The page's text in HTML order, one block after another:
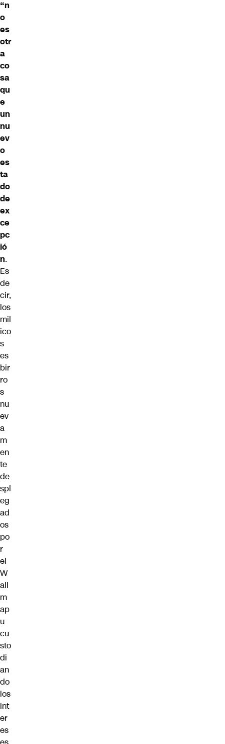
“n
o
es
otr
a
co
sa
qu
e
un
nu
ev
o
es
ta
do
de
ex
ce
pc
ió
n.
Es
de
cir,
los
mil
ico
s
es
bir
ro
s
nu
ev
a
m
en
te
de
spl
eg
ad
os
po
r
el
W
all
m
ap
u
cu
sto
di
an
do
los
int
er
es